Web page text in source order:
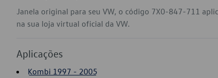
Janela original para seu VW, o código 7X0-847-711
na sua loja virtual oficial da VW.
Aplicações
Kombi 1997 - 2005